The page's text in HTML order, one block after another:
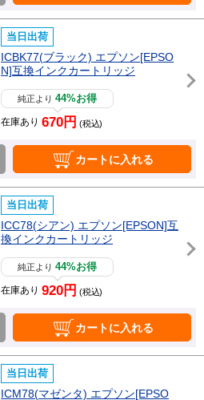
当日出荷
ICBK77(ブラック) エプソン[EPSO
N]互換インクカートリッジ
純正より44%お得
在庫あり 670円 (税込)
カートに入れる
当日出荷
ICC78(シアン) エプソン[EPSON]互
換インクカートリッジ
純正より44%お得
在庫あり 920円 (税込)
カートに入れる
当日出荷
ICM78(マゼンタ) エプソン[EPSO